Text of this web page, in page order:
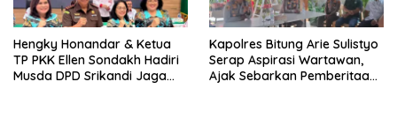
Hengky Honandar & Ketua
TP PKK Ellen Sondakh Hadiri
Musda DPD Srikandi Jaga
Kapolres Bitung Arie Sulistyo
Serap Aspirasi Wartawan,
Ajak Sebarkan Pemberitaan